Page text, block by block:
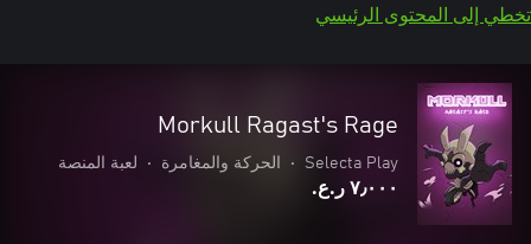
تخطي إلى المحتوى الرئيسي
Morkull Ragast's Rage
Selecta Play
• الحركة والمغامرة • لعبة المنصة
٧٫٠٠٠ ر.ع.‏